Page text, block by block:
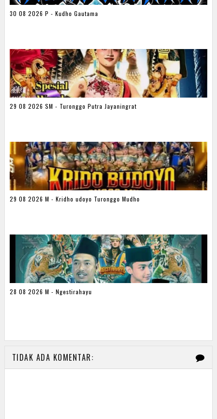
30 08 2026 P - Kudho Gautama
29 08 2026 SM - Turonggo Putra Jayaningrat
29 08 2026 M - Kridho udoyo Turonggo Mudho
28 08 2026 M - Ngestirahayu
TIDAK ADA KOMENTAR: